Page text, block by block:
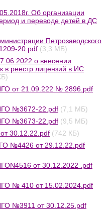
Об организации
и переводе детей в ДС
Петрозаводского
20.pdf (3,3 МБ)
о внесении
в реестр лицензий в ИС
от 21.09.222 № 2896.pdf
№3672-22.pdf (7,1 МБ)
№3673-22.pdf (9,5 МБ)
30.12.22.pdf (742 КБ)
№4426 от 29.12.22.pdf
от 30.12.2022 .pdf
№ 410 от 15.02.2024.pdf
№3911 от 30.12.25.pdf